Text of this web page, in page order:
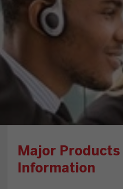
Major
Information